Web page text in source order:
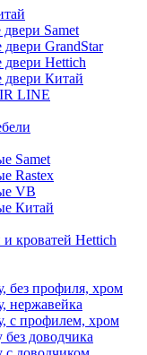
Samet
GrandStar
Hettich
Китай
LINE
Samet
Rastex
VB
Китай
кроватей Hettich
без профиля, хром
нержавейка
с профилем, хром
доводчика